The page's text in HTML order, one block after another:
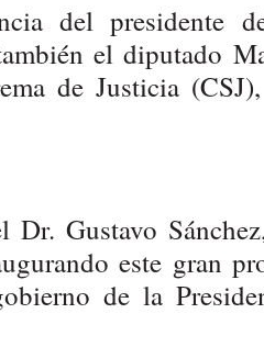
del presidente
el diputado
de Justicia
Gustavo
este gran
de la